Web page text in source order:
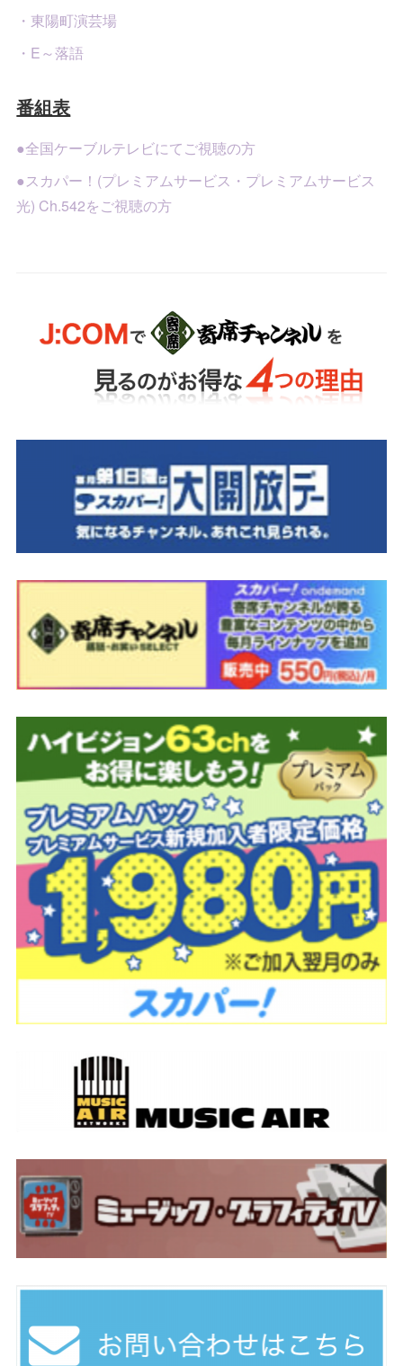
・東陽町演芸場
・E～落語
番組表
●全国ケーブルテレビにてご視聴の方
●スカパー！(プレミアムサービス・プレミアムサービス
光) Ch.542をご視聴の方